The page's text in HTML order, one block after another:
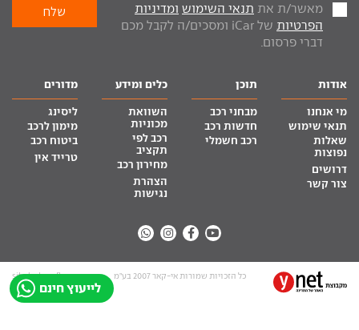
לייעוץ חינם
מאשר/ת את תנאי השימוש ומדיניות
הפרטיות
של iCar ומסכים/ה לקבל מכם
דברי פרסום.
אודות
מי אנחנו
תנאי שימוש
שאלות
נפוצות
דרושים
צור קשר
תוכן
מבחני רכב
חדשות רכב
רכב חשמלי
כלים ומידע
השוואת
מכוניות
רכב לפי
תקציב
מחירון רכב
הצהרת
נגישות
מדורים
ליסינג
מימון לרכב
ביטוח רכב
טרייד אין
כל הזכויות שמורות אי-קאר 2007 בע”מ site by tq.soft